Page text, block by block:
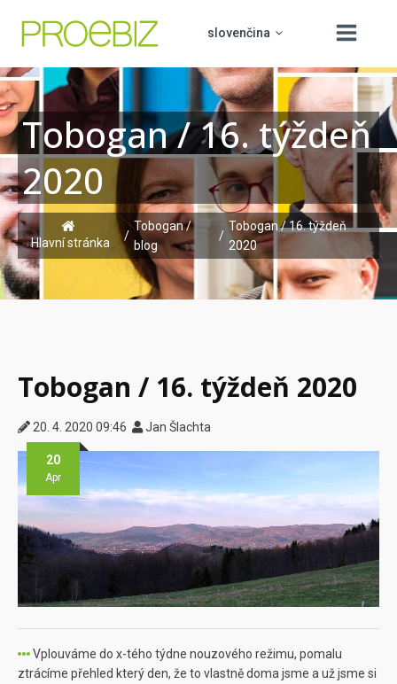
slovenčina
čeština
english
polski
hrvatski
O nás
Produkty
Vzdělávání
PROCUREMENT BOARD
Podpora
Kontakt
Tobogan / 16. týždeň
2020
Hlavní stránka /
Tobogan /
blog
/
Tobogan / 16. týždeň
2020
Tobogan / 16. týždeň 2020
20. 4. 2020 09:46 Jan Šlachta
20
Apr
Vplouváme do x-tého týdne nouzového režimu, pomalu
ztrácíme přehled který den, že to vlastně doma jsme a už jsme si